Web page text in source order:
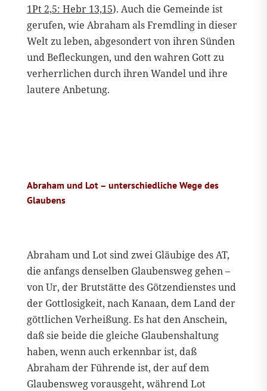
1Pt 2,5: Hebr 13,15). Auch die Gemeinde ist
gerufen, wie Abraham als Fremdling in dieser
Welt zu leben, abgesondert von ihren Sünden
und Befleckungen, und den wahren Gott zu
verherrlichen durch ihren Wandel und ihre
lautere Anbetung.
Abraham und Lot – unterschiedliche Wege des
Glaubens
Abraham und Lot sind zwei Gläubige des AT,
die anfangs denselben Glaubensweg gehen –
von Ur, der Brutstätte des Götzendienstes und
der Gottlosigkeit, nach Kanaan, dem Land der
göttlichen Verheißung. Es hat den Anschein,
daß sie beide die gleiche Glaubenshaltung
haben, wenn auch erkennbar ist, daß
Abraham der Führende ist, der auf dem
Glaubensweg vorausgeht, während Lot